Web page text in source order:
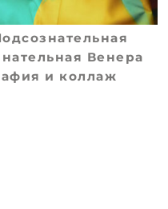
Венера
и коллаж